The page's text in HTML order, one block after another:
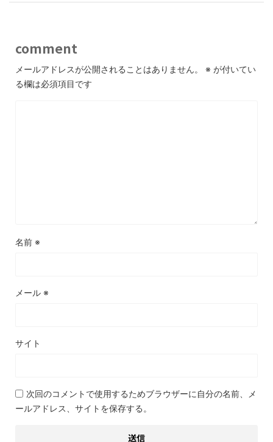
comment
メールアドレスが公開されることはありません。 ※ が付いてい
る欄は必須項目です
名前 ※
メール ※
サイト
次回のコメントで使用するためブラウザーに自分の名前、メ
ールアドレス、サイトを保存する。